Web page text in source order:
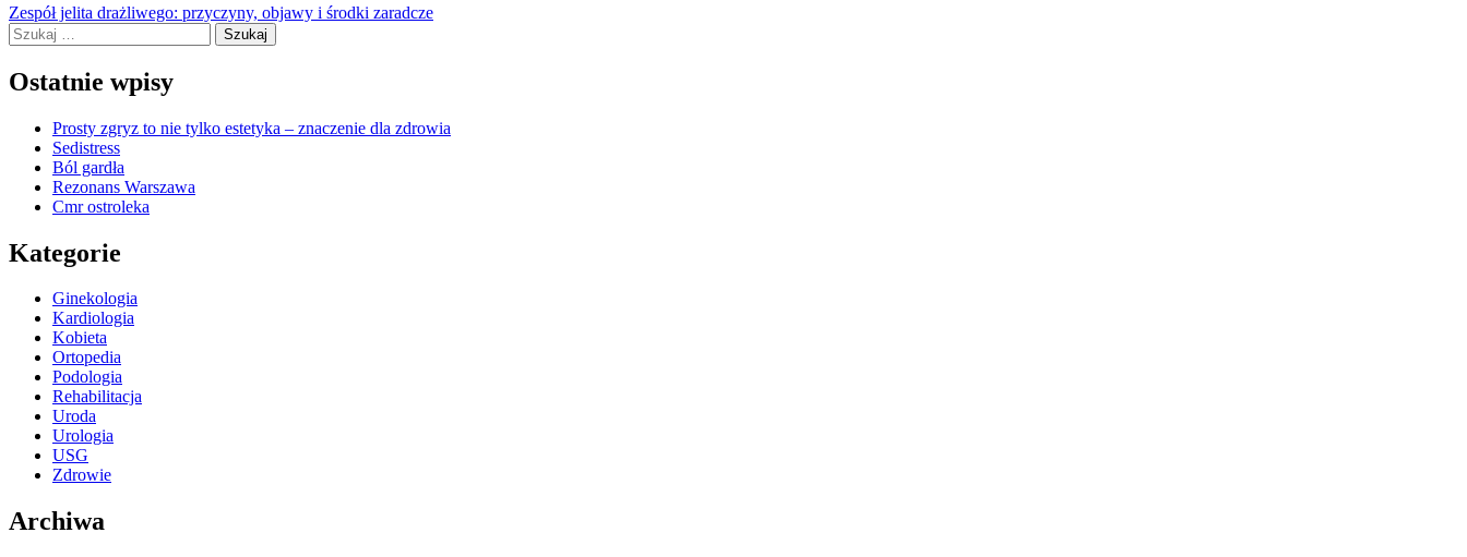
Nawigacja
wpisu
Zespół jelita drażliwego: przyczyny, objawy i środki zaradcze
Szukaj:
Ostatnie wpisy
Prosty zgryz to nie tylko estetyka – znaczenie dla zdrowia
Sedistress
Ból gardła
Rezonans Warszawa
Cmr ostroleka
Kategorie
Ginekologia
Kardiologia
Kobieta
Ortopedia
Podologia
Rehabilitacja
Uroda
Urologia
USG
Zdrowie
Archiwa